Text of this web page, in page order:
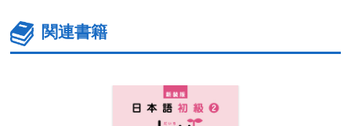
関連書籍